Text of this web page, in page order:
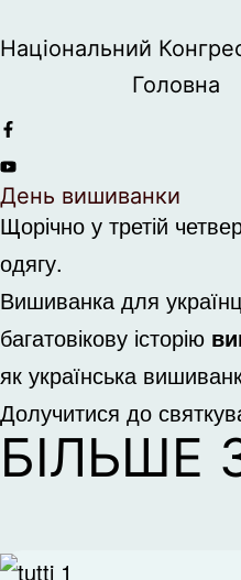
Національний Конгрес
Головна
День вишиванки
Щорічно у третій
одягу.
Вишиванка для
багатовікову історію
як українська
Долучитися до
БІЛЬШЕ